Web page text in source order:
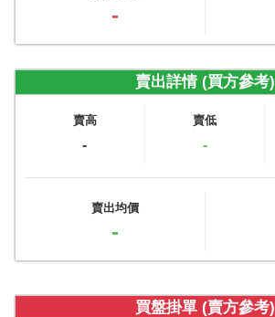
-
賣出詳情 (買方參考)
賣高
-
賣低
-
賣出均價
-
買盤掛單 (賣方參考)